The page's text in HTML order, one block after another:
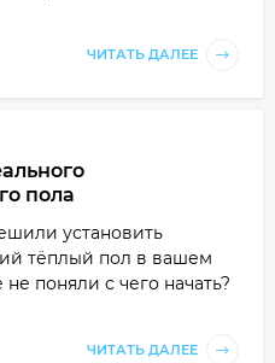
ЧИТАТЬ ДАЛЕЕ
пола
установить
тёплый пол в вашем
поняли с чего начать?
ЧИТАТЬ ДАЛЕЕ